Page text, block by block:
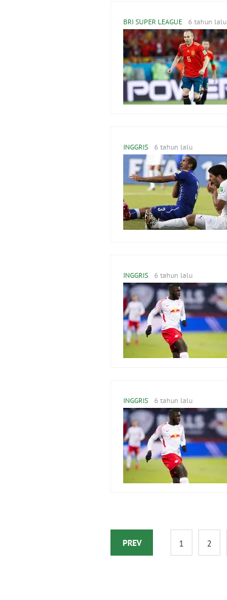
BRI SUPER LEAGUE 6 tahun lalu
INGGRIS 6 tahun lalu
INGGRIS 6 tahun lalu
INGGRIS 6 tahun lalu
PREV 1 2